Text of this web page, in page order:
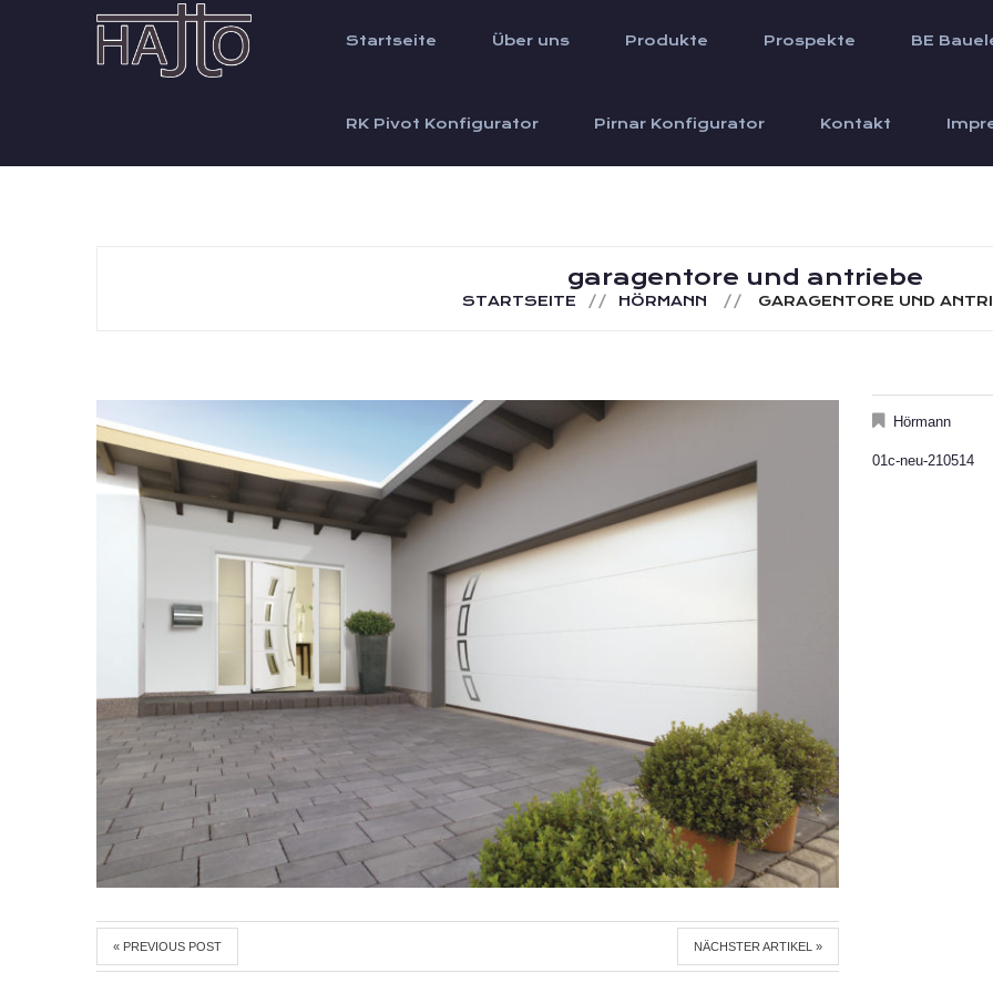
Startseite Über uns Produkte Prospekte BE
RK Pivot Konfigurator Pirnar Konfigurator Kontakt
garagentore und antriebe
STARTSEITE HÖRMANN GARAGENTORE UND
« PREVIOUS POST NÄCHSTER ARTIKEL »
Hörmann
01c-neu-210514